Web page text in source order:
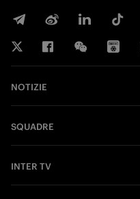
NOTIZIE
SQUADRE
INTER TV